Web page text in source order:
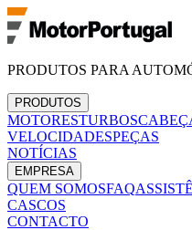
PRODUTOS PARA
PRODUTOS
MOTORESTURBOS
VELOCIDADESPEÇAS
NOTÍCIAS
EMPRESA
QUEM SOMOSFAQ
CASCOS
CONTACTO